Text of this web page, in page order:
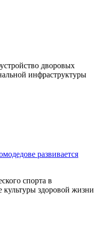
дворовых
инфраструктуры
развивается
спорта в
здоровой жизни